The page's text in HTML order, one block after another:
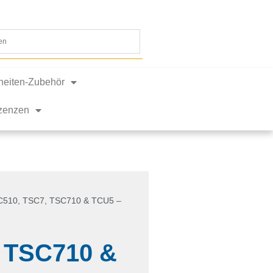
Zubehör
TSC7, TSC710 & TCU5 –
&